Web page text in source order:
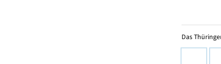
Das